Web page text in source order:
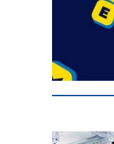
25 avril 2022